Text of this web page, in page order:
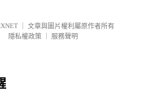
文章與圖片權利屬原作者所有
隱私權政策
服務聲明